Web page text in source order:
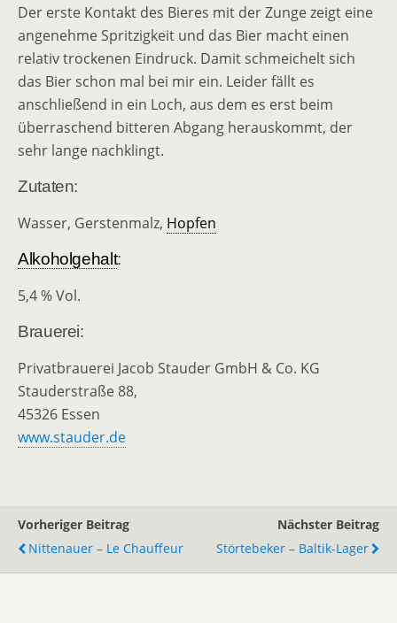
Der erste Kontakt des Bieres mit der Zunge zeigt eine
angenehme Spritzigkeit und das Bier macht einen
relativ trockenen Eindruck. Damit schmeichelt sich
das Bier schon mal bei mir ein. Leider fällt es
anschließend in ein Loch, aus dem es erst beim
überraschend bitteren Abgang herauskommt, der
sehr lange nachklingt.
Zutaten:
Wasser, Gerstenmalz, Hopfen
Alkoholgehalt:
5,4 % Vol.
Brauerei:
Privatbrauerei Jacob Stauder GmbH & Co. KG
Stauderstraße 88,
45326 Essen
www.stauder.de
Vorheriger Beitrag
Nittenauer – Le Chauffeur
Nächster Beitrag
Störtebeker – Baltik-Lager